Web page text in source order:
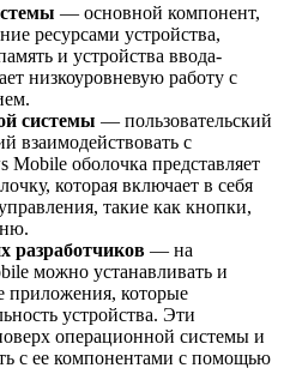
— основной компонент,
ресурсами устройства,
и устройства ввода-
низкоуровневую работу с
системы — пользовательский
взаимодействовать с
Mobile оболочка представляет
которая включает в себя
такие как кнопки,
разработчиков — на
можно устанавливать и
приложения, которые
устройства. Эти
операционной системы и
с ее компонентами с помощью